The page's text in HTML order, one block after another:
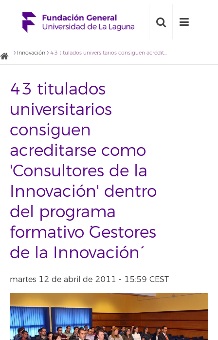
Innovación 43 titulados universitarios consiguen acreditarse como 'Consultores de la Innovación' dentro del programa formativo `Gestores de la Innovación´
43 titulados
universitarios
consiguen
acreditarse como
'Consultores de la
Innovación' dentro
del programa
formativo `Gestores
de la Innovación´
martes 12 de abril de 2011 - 15:59 CEST